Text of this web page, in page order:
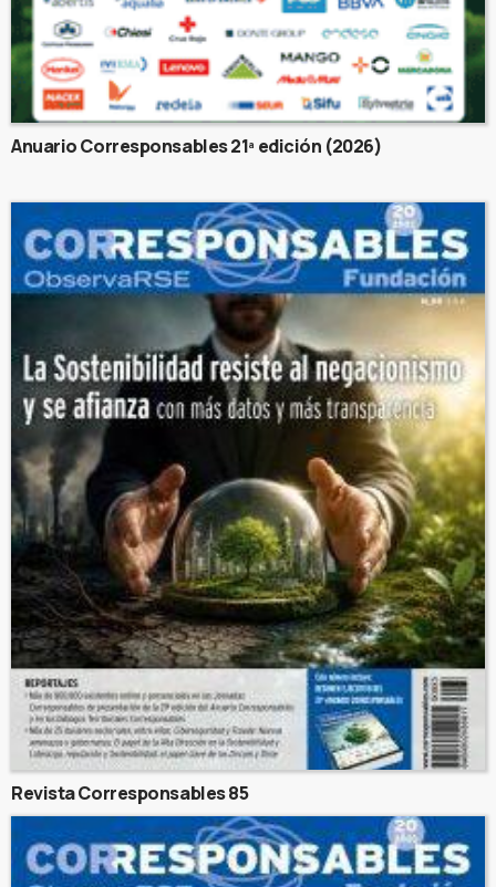
Anuario Corresponsables 21ª edición (2026)
Revista Corresponsables 85